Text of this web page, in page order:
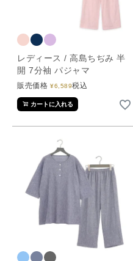
レディース / 高島ちぢみ 半
開 7分袖 パジャマ
販売価格 ¥6,589税込
カートに入れる